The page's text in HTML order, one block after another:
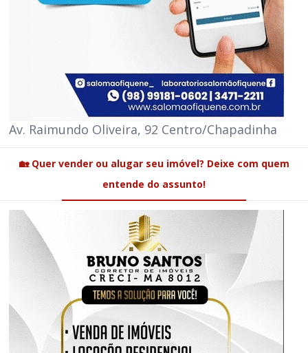
Av. Raimundo Oliveira, 92 Centro/Chapadinha
🏡 Quer vender ou alugar seu imóvel? Deixe com quem
entende do assunto!